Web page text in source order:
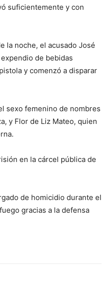
suficientemente y con
la noche, el acusado José
de bebidas
y comenzó a disparar
sexo femenino de nombres
y Flor de Liz Mateo, quien
en la cárcel pública de
de homicidio durante el
gracias a la defensa